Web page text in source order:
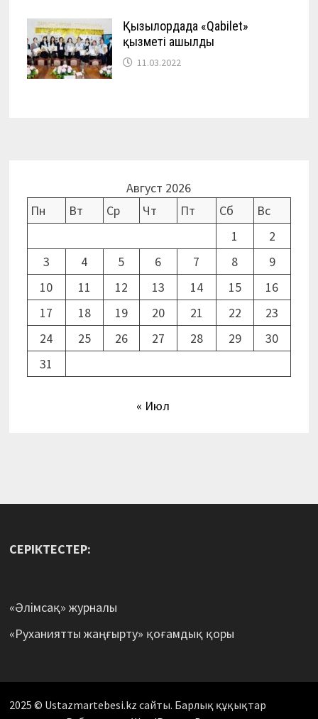
Қызылордада «Qabilet»
қызметі ашылды
11.03.2022
Август 2026
Пн
Вт Ср Чт Пт Сб
Вс
1
2
3
4 5 6 7 8
9
10
11 12 13 14 15
16
17
18 19 20 21 22
23
24
25 26 27 28 29
30
31
« Июл
СЕРІКТЕСТЕР:
«Әлімсақ» журналы
«Руханиятты жаңғырту» қоғамдық қоры
2025 © Ustazmartebesi.kz сайты. Барлық құқықтар